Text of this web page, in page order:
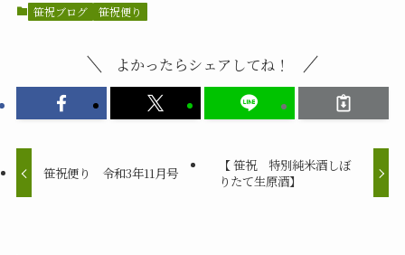
笹祝ブログ 笹祝便り
よかったらシェアしてね！
笹祝便り 令和3年11月号
【 笹祝 特別純米酒しぼ
りたて生原酒】